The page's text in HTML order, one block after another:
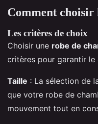
Comment choisir
Les critères de choix
Choisir une robe de
critères pour garantir
Taille : La sélection de
que votre robe de
mouvement tout en